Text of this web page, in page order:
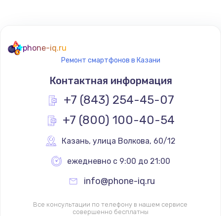
phone-iq.ru
Ремонт смартфонов в Казани
Контактная информация
+7 (843) 254-45-07
+7 (800) 100-40-54
Казань, улица Волкова, 60/12
ежедневно с 9:00 до 21:00
info@phone-iq.ru
Все консультации по телефону в нашем сервисе
совершенно бесплатны